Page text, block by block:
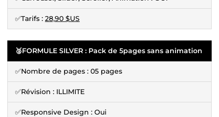
✅Tarifs : 28,90 $US
🥈FORMULE SILVER : Pack de 5pages sans animation
✅Nombre de pages : 05 pages
✅Révision : ILLIMITE
✅Responsive Design : Oui